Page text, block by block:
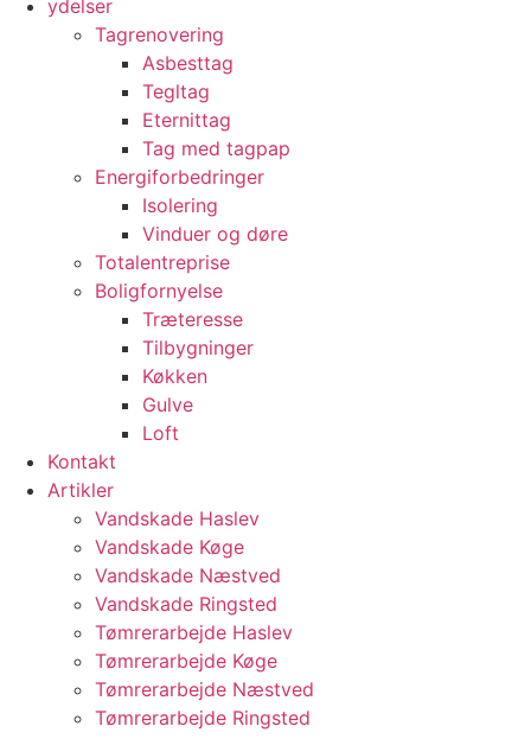
ydelser
Tagrenovering
Asbesttag
Tegltag
Eternittag
Tag med tagpap
Energiforbedringer
Isolering
Vinduer og døre
Totalentreprise
Boligfornyelse
Træteresse
Tilbygninger
Køkken
Gulve
Loft
Kontakt
Artikler
Vandskade Haslev
Vandskade Køge
Vandskade Næstved
Vandskade Ringsted
Tømrerarbejde Haslev
Tømrerarbejde Køge
Tømrerarbejde Næstved
Tømrerarbejde Ringsted